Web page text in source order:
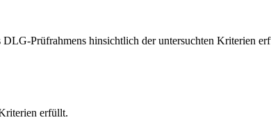
Prüfrahmens hinsichtlich der untersuchten Kriterien
erfüllt.